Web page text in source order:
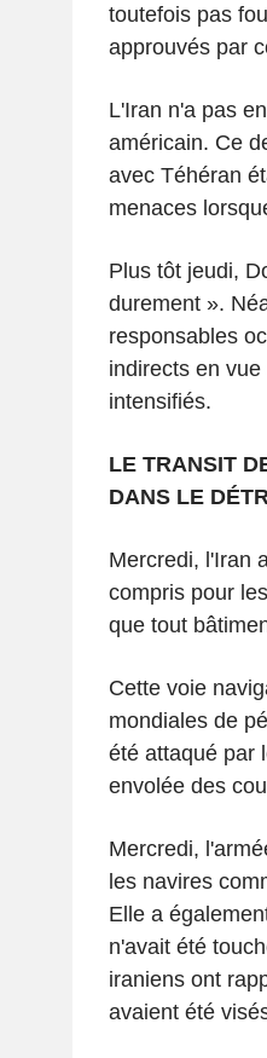
toutefois pas
approuvés par
L'Iran n'a pas
américain. Ce
avec Téhéran
menaces
Plus tôt jeudi,
durement ».
responsables
indirects en
intensifiés.
LE TRANSIT
DANS LE
Mercredi, l'Iran
compris pour
que tout
Cette voie
mondiales de
été attaqué par
envolée des
Mercredi,
les navires
Elle a
n'avait été
iraniens ont
avaient été